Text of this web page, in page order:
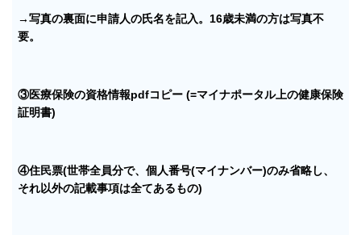
→写真の裏面に申請人の氏名を記入。16歳未満の方は写真不
要。
③医療保険の資格情報pdfコピー (=マイナポータル上の健康保険
証明書)
④住民票(世帯全員分で、個人番号(マイナンバー)のみ省略し、
それ以外の記載事項は全てあるもの)